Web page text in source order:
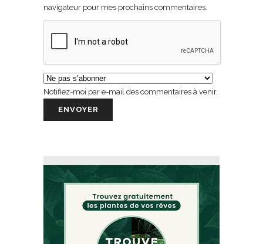
navigateur pour mes prochains commentaires.
Notifiez-moi par e-mail des commentaires à venir.